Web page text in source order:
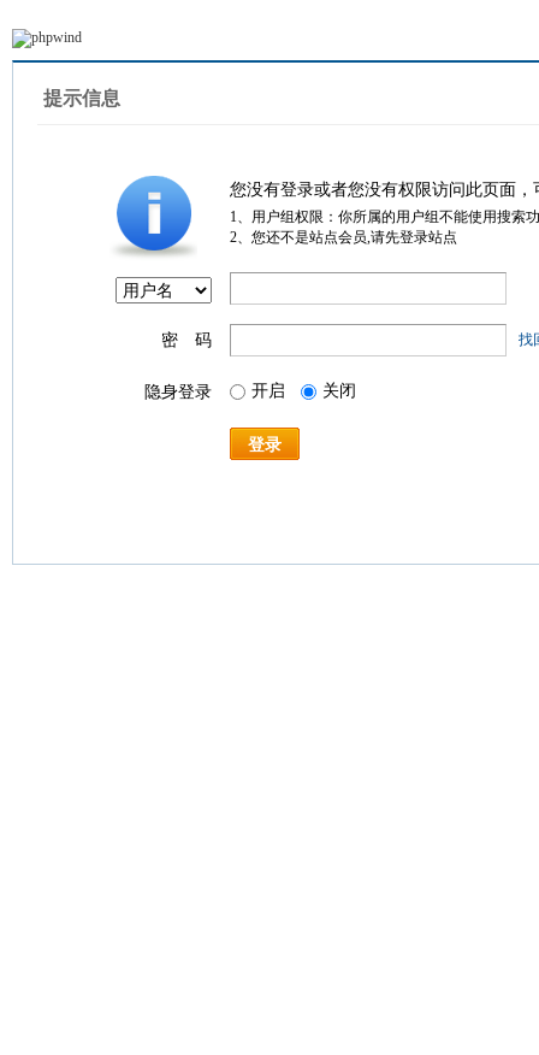
提示信息
您没有登录或者您没有权限访问此页面
1、用户组权限：你所属的用户组不能使用搜索
2、您还不是站点会员,请先登录站点
密 码 找
隐身登录 开启 关闭
登录